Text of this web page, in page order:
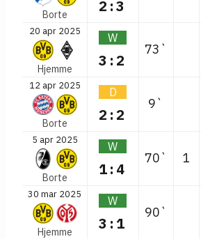
Borte 2:3
20 apr 2025
Hjemme
W
3:2
73`
12 apr 2025
Borte
D
2:2
9`
5 apr 2025
Borte
W
1:4
70` 1
30 mar 2025
Hjemme
W
3:1
90`